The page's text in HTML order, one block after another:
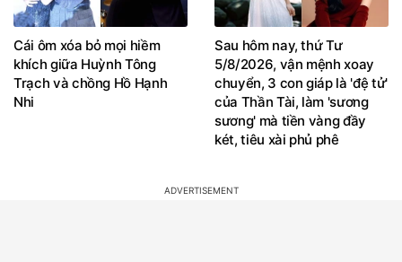
Cái ôm xóa bỏ mọi hiềm
khích giữa Huỳnh Tông
Trạch và chồng Hồ Hạnh
Nhi
Sau hôm nay, thứ Tư
5/8/2026, vận mệnh xoay
chuyển, 3 con giáp là 'đệ tử'
của Thần Tài, làm 'sương
sương' mà tiền vàng đầy
két, tiêu xài phủ phê